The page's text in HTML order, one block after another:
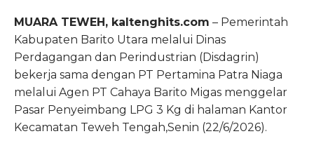
MUARA TEWEH, kaltenghits.com – Pemerintah
Kabupaten Barito Utara melalui Dinas
Perdagangan dan Perindustrian (Disdagrin)
bekerja sama dengan PT Pertamina Patra Niaga
melalui Agen PT Cahaya Barito Migas menggelar
Pasar Penyeimbang LPG 3 Kg di halaman Kantor
Kecamatan Teweh Tengah,Senin (22/6/2026).